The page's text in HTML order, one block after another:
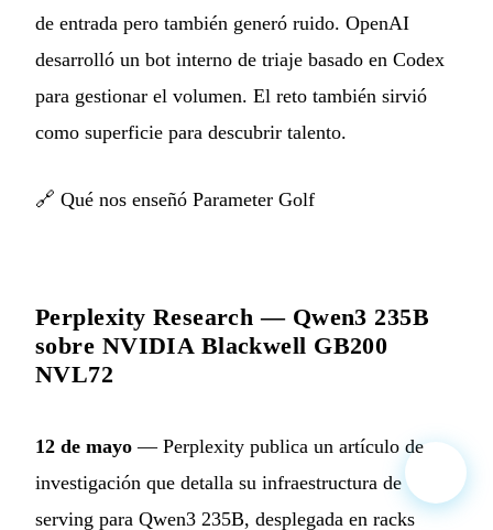
de entrada pero también generó ruido. OpenAI
desarrolló un bot interno de triaje basado en Codex
para gestionar el volumen. El reto también sirvió
como superficie para descubrir talento.
🔗 Qué nos enseñó Parameter Golf
Perplexity Research — Qwen3 235B
sobre NVIDIA Blackwell GB200
NVL72
12 de mayo — Perplexity publica un artículo de
investigación que detalla su infraestructura de
serving para Qwen3 235B, desplegada en racks